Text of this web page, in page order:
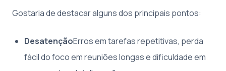
Gostaria de destacar alguns dos principais pontos:
DesatençãoErros em tarefas repetitivas, perda
fácil do foco em reuniões longas e dificuldade em